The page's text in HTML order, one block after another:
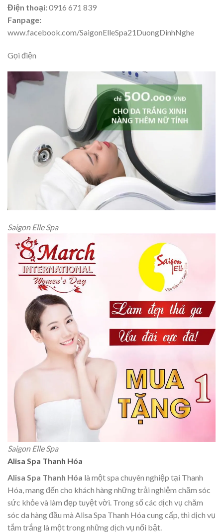
Điện thoại:0916 671 839
Fanpage:
www.facebook.com/SaigonElleSpa21DuongDinhNghe
Gọi điện
Saigon Elle Spa
Saigon Elle Spa
Alisa Spa Thanh Hóa
Alisa Spa Thanh Hóa là một spa chuyên nghiệp tại Thanh
Hóa, mang đến cho khách hàng những trải nghiệm chăm sóc
sức khỏe và làm đẹp tuyệt vời. Trong số các dịch vụ chăm
sóc da hàng đầu mà Alisa Spa Thanh Hóa cung cấp, thì dịch vụ
tắm trắng là một trong những dịch vụ nổi bật.